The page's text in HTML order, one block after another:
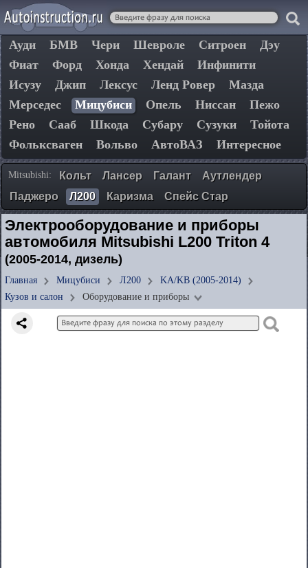
Ауди БМВ Чери Шевроле Ситроен
Дэу
Фиат
Форд Хонда Хендай
Инфинити
Исузу
Джип Лексус Ленд Ровер
Мазда
Мерседес
Мицубиси Опель Ниссан
Пежо
Рено
Сааб Шкода Субару Сузуки
Тойота
Фольксваген
Вольво АвтоВАЗ Интересное
Mitsubishi: Кольт Лансер Галант
Аутлендер
Паджеро
Л200 Каризма Спейс Стар
Электрооборудование и приборы
автомобиля Mitsubishi L200 Triton 4
(2005-2014, дизель)
Главная Мицубиси Л200
KA/KB (2005-2014)
Кузов и салон
Оборудование и приборы